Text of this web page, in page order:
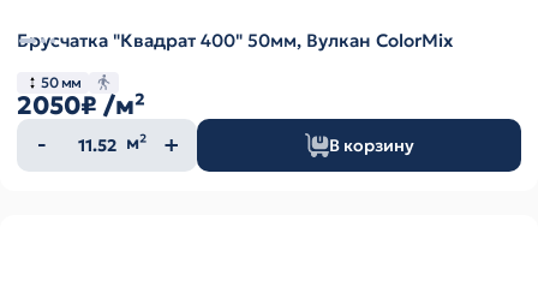
Брусчатка "Квадрат 400" 50мм, Вулкан ColorMix
50 мм
2050₽ /м²
Количество
товара
м² В корзину